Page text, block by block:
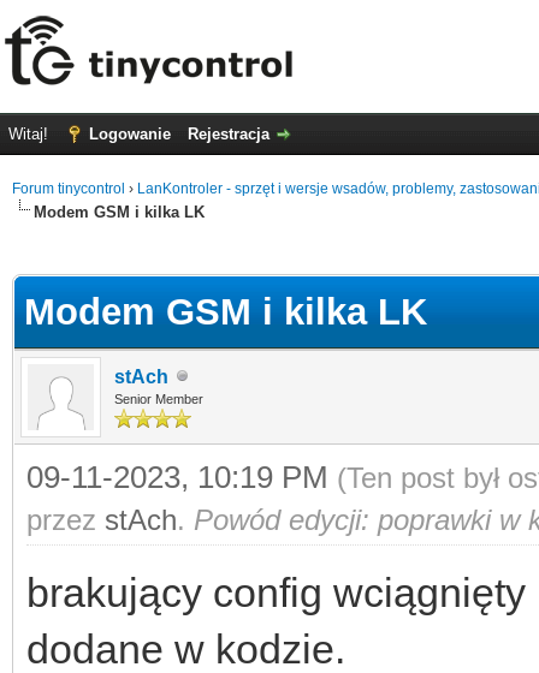
Witaj! Logowanie Rejestracja
Forum tinycontrol › LanKontroler - sprzęt i wersje wsadów, problemy,
Modem GSM i kilka LK
Modem GSM i kilka LK
stAch
Senior Member
09-11-2023, 10:19 PM (Ten post był
przez stAch. Powód edycji: poprawki w
brakujący config
dodane w kodzie.